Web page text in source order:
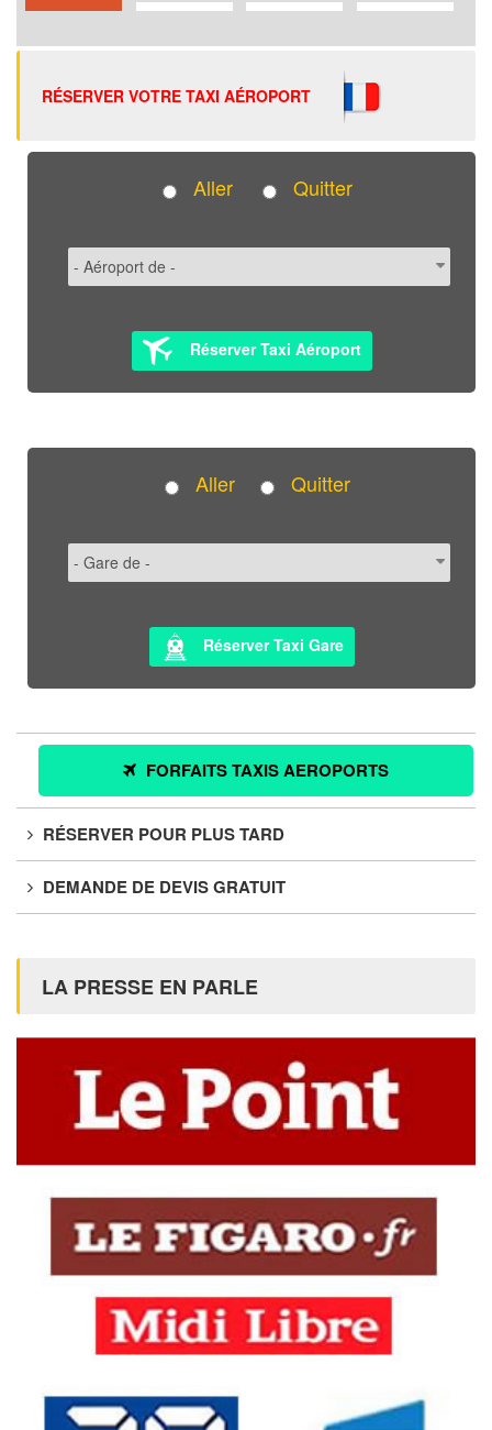
RÉSERVER VOTRE TAXI AÉROPORT
Aller Quitter
Réserver Taxi Aéroport
Aller Quitter
Réserver Taxi Gare
FORFAITS TAXIS AEROPORTS
RÉSERVER POUR PLUS TARD
DEMANDE DE DEVIS GRATUIT
LA PRESSE EN PARLE